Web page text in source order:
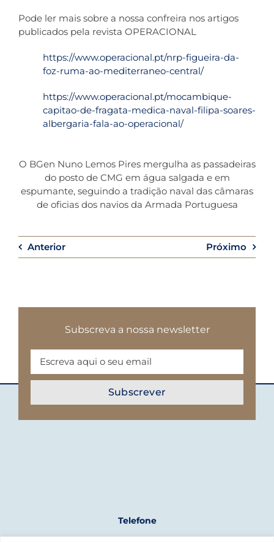
Pode ler mais sobre a nossa confreira nos artigos
publicados pela revista OPERACIONAL
https://www.operacional.pt/nrp-figueira-da-
foz-ruma-ao-mediterraneo-central/
https://www.operacional.pt/mocambique-
capitao-de-fragata-medica-naval-filipa-soares-
albergaria-fala-ao-operacional/
O BGen Nuno Lemos Pires mergulha as passadeiras
do posto de CMG em água salgada e em
espumante, seguindo a tradição naval das câmaras
de oficias dos navios da Armada Portuguesa
Anterior Próximo
Subscreva a nossa newsletter
Telefone